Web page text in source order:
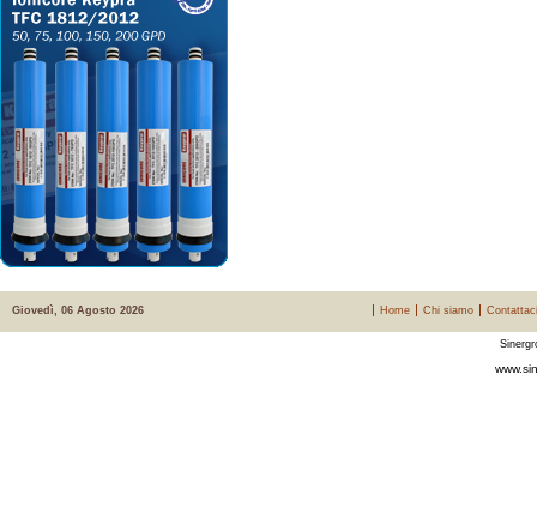
Giovedì, 06 Agosto 2026 Home Chi siamo Contattaci